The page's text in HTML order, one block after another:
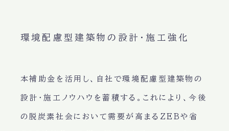
環境配慮型建築物の設計・施工強化
本補助金を活用し、自社で環境配慮型建築物の
設計・施工ノウハウを蓄積する。これにより、今後
の脱炭素社会において需要が高まるZEBや省